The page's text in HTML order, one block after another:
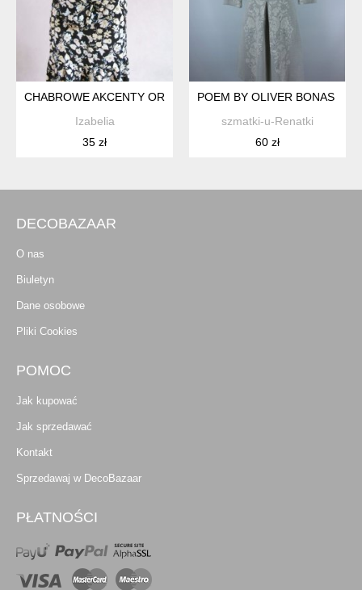
CHABROWE AKCENTY ORAZ KORALE
Izabelia
35 zł
POEM BY OLIVER BONAS
szmatki-u-Renatki
60 zł
DECOBAZAAR
O nas
Biuletyn
Dane osobowe
Pliki Cookies
POMOC
Jak kupować
Jak sprzedawać
Kontakt
Sprzedawaj w DecoBazaar
PŁATNOŚCI